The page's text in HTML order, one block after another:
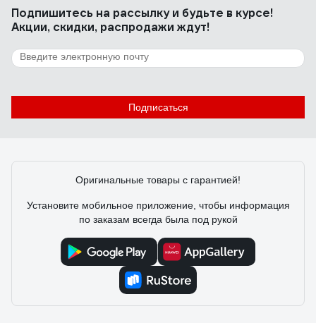
Подпишитесь на рассылкуи будьте в курсе!
Акции, скидки, распродажи ждут!
Подписаться
Оригинальные товары с гарантией!
Установите мобильное приложение, чтобы информация
по заказам всегда была под рукой